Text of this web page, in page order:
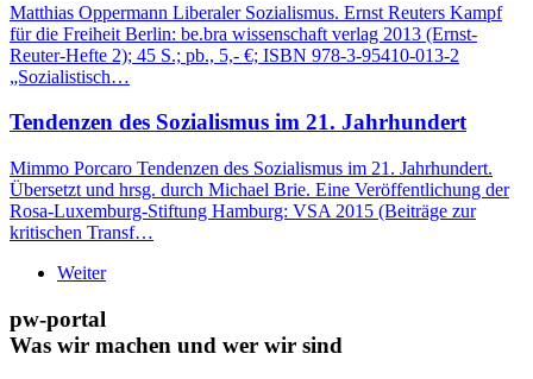
Matthias Oppermann Liberaler Sozialismus. Ernst Reuters Kampf
für die Freiheit Berlin: be.bra wissenschaft verlag 2013 (Ernst-
Reuter-Hefte 2); 45 S.; pb., 5,- €; ISBN 978-3-95410-013-2
„Sozialistisch…
Tendenzen des Sozialismus im 21. Jahrhundert
Mimmo Porcaro Tendenzen des Sozialismus im 21. Jahrhundert.
Übersetzt und hrsg. durch Michael Brie. Eine Veröffentlichung der
Rosa-Luxemburg-Stiftung Hamburg: VSA 2015 (Beiträge zur
kritischen Transf…
Weiter
pw-portal
Was wir machen und wer wir sind